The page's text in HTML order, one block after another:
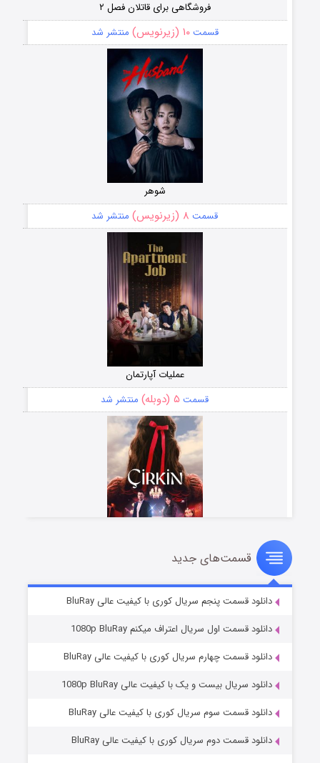
فروشگاهی برای قاتلان فصل ۲
قسمت۱۰ (زیرنویس) منتشر شد
شوهر
قسمت ۸ (زیرنویس) منتشر شد
عملیات آپارتمان
قسمت ۵ (دوبله) منتشر شد
سریال زشت
قسمت۲ (زیرنویس) منتشر شد
مردگان متحرک: شهر مرده ۳
قسمت‌های جدید
دانلود قسمت پنجم سریال کوری با کیفیت عالی BluRay
دانلود قسمت اول سریال اعتراف میکنم 1080p BluRay
دانلود قسمت چهارم سریال کوری با کیفیت عالی BluRay
دانلود سریال بیست و یک با کیفیت عالی 1080p BluRay
دانلود قسمت سوم سریال کوری با کیفیت عالی BluRay
دانلود قسمت دوم سریال کوری با کیفیت عالی BluRay